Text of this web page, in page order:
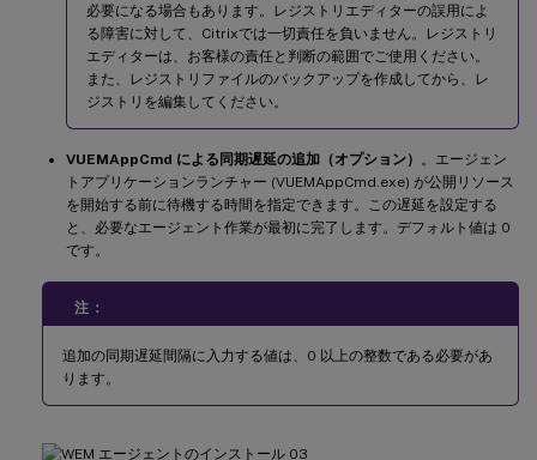
必要になる場合もあります。レジストリエディターの誤用によ
る障害に対して、Citrixでは一切責任を負いません。レジストリ
エディターは、お客様の責任と判断の範囲でご使用ください。
また、レジストリファイルのバックアップを作成してから、レ
ジストリを編集してください。
VUEMAppCmd による同期遅延の追加（オプション）
。エージェン
トアプリケーションランチャー (VUEMAppCmd.exe) が公開リソース
を開始する前に待機する時間を指定できます。この遅延を設定する
と、必要なエージェント作業が最初に完了します。デフォルト値は 0
です。
注：
追加の同期遅延間隔に入力する値は、0 以上の整数である必要があ
ります。